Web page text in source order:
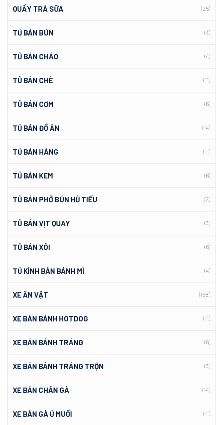
QUẦY TRÀ SỮA (25)
TỦ BÁN BÚN (3)
TỦ BÁN CHÁO (4)
TỦ BÁN CHÈ (11)
TỦ BÁN CƠM (6)
TỦ BÁN ĐỒ ĂN (14)
TỦ BÁN HÀNG (11)
TỦ BÁN KEM (6)
TỦ BÁN PHỞ BÚN HỦ TIẾU (2)
TỦ BÁN VỊT QUAY (3)
TỦ BÁN XÔI (6)
TỦ KÍNH BÁN BÁNH MÌ (4)
XE ĂN VẶT (158)
XE BÁN BÁNH HOTDOG (11)
XE BÁN BÁNH TRÁNG (6)
XE BÁN BÁNH TRÁNG TRỘN (3)
XE BÁN CHÂN GÀ (14)
XE BÁN GÀ Ủ MUỐI (11)